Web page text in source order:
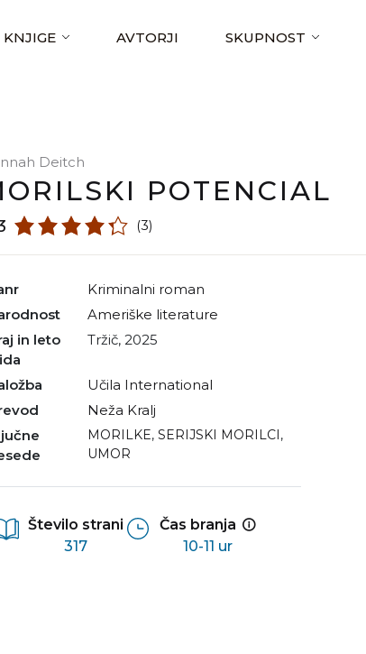
KNJIGE AVTORJI SKUPNOST
Deitch
POTENCIAL
(3)
kriminalni roman
Ameriške literature
Tržič, 2025
Učila International
Neža Kralj
MORILKE, SERIJSKI MORILCI,
UMOR
Število strani
317
Čas branja
10-11 ur